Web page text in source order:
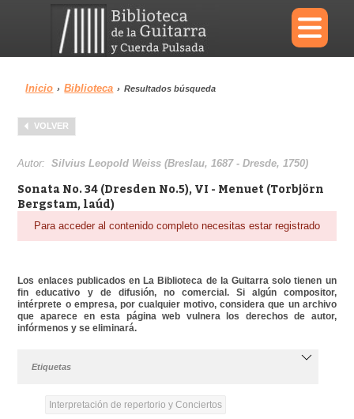
×
Menu
Biblioteca Diccionario
Área personal Reproductor
Inicio › Biblioteca › Resultados búsqueda
VOLVER
Autor:Silvius Leopold Weiss (Breslau, 1687 - Dresde, 1750)
Sonata No. 34 (Dresden No.5), VI - Menuet (Torbjörn
Bergstam, laúd)
Para acceder al contenido completo necesitas estar registrado
Los enlaces publicados en La Biblioteca de la Guitarra solo tienen un
fin educativo y de difusión, no comercial. Si algún compositor,
intérprete o empresa, por cualquier motivo, considera que un archivo
que aparece en esta página web vulnera los derechos de autor,
infórmenos y se eliminará.
Etiquetas
Interpretación de repertorio y Conciertos